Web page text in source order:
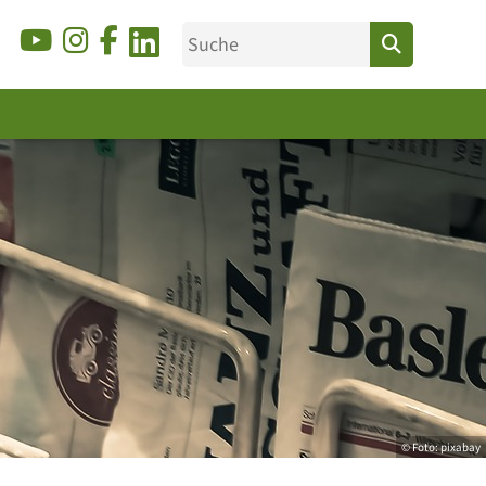
© Foto: pixabay